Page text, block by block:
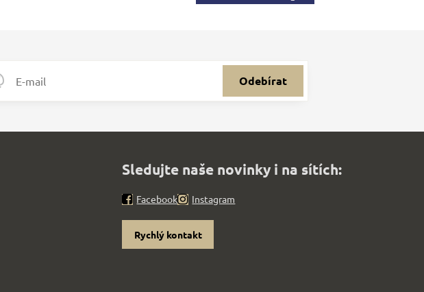
Odebírat
Sledujte naše novinky i na sítích:
Facebook Instagram
Rychlý kontakt